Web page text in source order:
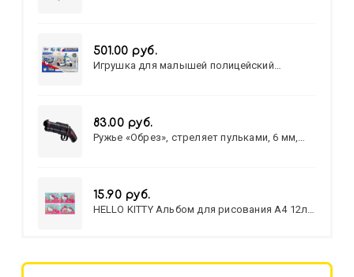
501.00 руб.
Игрушка для малышей полицейский
83.00 руб.
Ружье «Обрез», стреляет пульками, 6 мм,
15.90 руб.
HELLO KITTY Альбом для рисования А4 12л.